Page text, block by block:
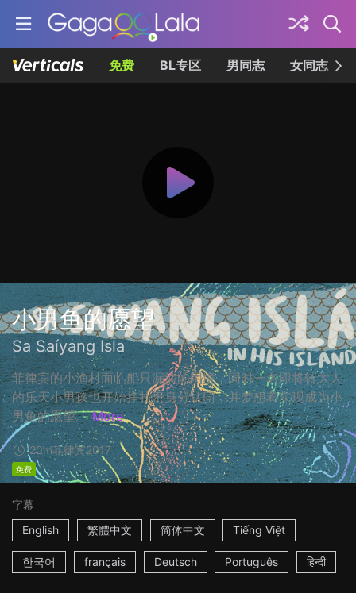
免费 BL专区 男同志 女同志
小男鱼的愿望
Sa Saíyang Isla
菲律宾的小渔村面临船只漏油的困境，同时一名即将转大人
的乐天小男孩也开始挣扎于身分认同，并梦想着实现成为小
男鱼的愿望。 More
20m菲律宾2017
免费
字幕
English
繁體中文 简体中文 Tiếng Việt
한국어 français Deutsch Português हिन्दी